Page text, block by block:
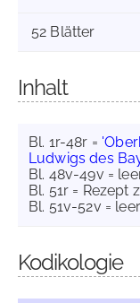
52 Blätter
Inhalt
Bl. 1r-48r =
Ludwigs des
Bl. 48v-49v =
Bl. 51r = Rezept
Bl. 51v-52v = leer
Kodikologie